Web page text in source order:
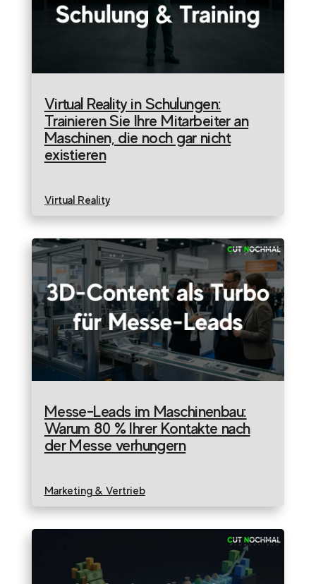
Virtual Reality in Schulungen:
Trainieren Sie Ihre Mitarbeiter an
Maschinen, die noch gar nicht
existieren
Virtual Reality
Messe-Leads im Maschinenbau:
Warum 80 % Ihrer Kontakte nach
der Messe verhungern
Marketing & Vertrieb